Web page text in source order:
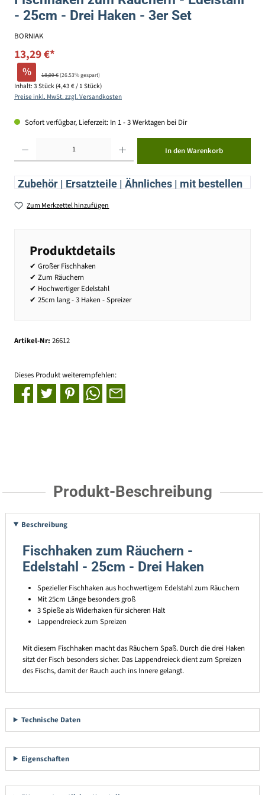
- 25cm - Drei Haken - 3er Set
BORNIAK
13,29 €*
% 18,09 €(26.53% gespart)
Inhalt: 3 Stück (4,43 € / 1 Stück)
Preise inkl. MwSt. zzgl. Versandkosten
Sofort verfügbar, Lieferzeit: In 1 - 3 Werktagen bei Dir
In den Warenkorb
Zubehör | Ersatzteile | Ähnliches | mit bestellen
Zum Merkzettel hinzufügen
Produktdetails
✔ Großer Fischhaken
✔ Zum Räuchern
✔ Hochwertiger Edelstahl
✔ 25cm lang - 3 Haken - Spreizer
Artikel-Nr: 26612
Dieses Produkt weiterempfehlen:
Produkt-Beschreibung
Beschreibung
Fischhaken zum Räuchern -
Edelstahl - 25cm - Drei Haken
Spezieller Fischhaken aus hochwertigem Edelstahl zum Räuchern
Mit 25cm Länge besonders groß
3 Spieße als Widerhaken für sicheren Halt
Lappendreieck zum Spreizen
Mit diesem Fischhaken macht das Räuchern Spaß. Durch die drei Haken
sitzt der Fisch besonders sicher. Das Lappendreieck dient zum Spreizen
des Fischs, damit der Rauch auch ins Innere gelangt.
Technische Daten
Eigenschaften